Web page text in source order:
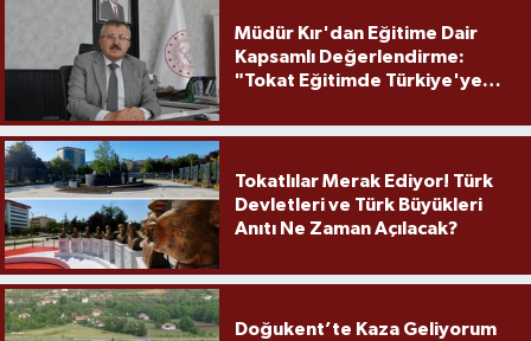
Müdür Kır'dan Eğitime Dair
Kapsamlı Değerlendirme:
"Tokat Eğitimde Türkiye'ye
Tokatlılar Merak Ediyor! Türk
Devletleri ve Türk Büyükleri
Anıtı Ne Zaman Açılacak?
Doğukent’te Kaza Geliyorum